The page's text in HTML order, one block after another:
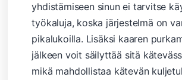
yhdistämiseen sinun ei tarvitse
työkaluja, koska järjestelmä on
pikalukoilla. Lisäksi kaaren
jälkeen voit säilyttää sitä
mikä mahdollistaa kätevän